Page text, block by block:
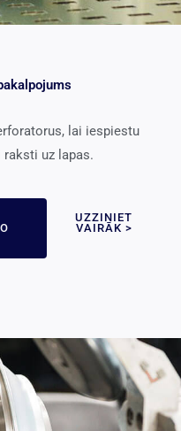
lai iespiestu
uz lapas.
UZZINIET
VAIRĀK >